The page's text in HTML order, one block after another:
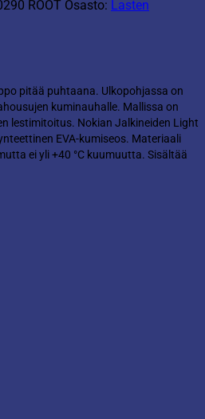
ROOT Osasto: Lasten
pitää puhtaana. Ulkopohjassa on
kuminauhalle. Mallissa on
lestimitoitus. Nokian Jalkineiden Light
EVA-kumiseos. Materiaali
ei yli +40 °C kuumuutta. Sisältää